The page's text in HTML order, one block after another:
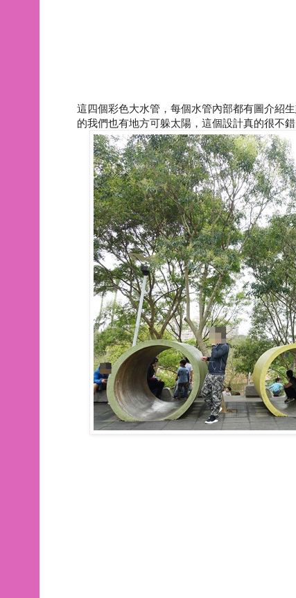
這四個彩色大水管，每個水管內部都有圖介紹
的我們也有地方可躲太陽，這個設計真的很不錯